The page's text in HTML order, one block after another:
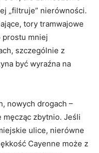
„filtruje” nierówności.
tory tramwajowe
prostu mniej
szczególnie z
być wyraźna na
nowych drogach –
męcząc zbytnio. Jeśli
ulice, nierówne
Cayenne może z